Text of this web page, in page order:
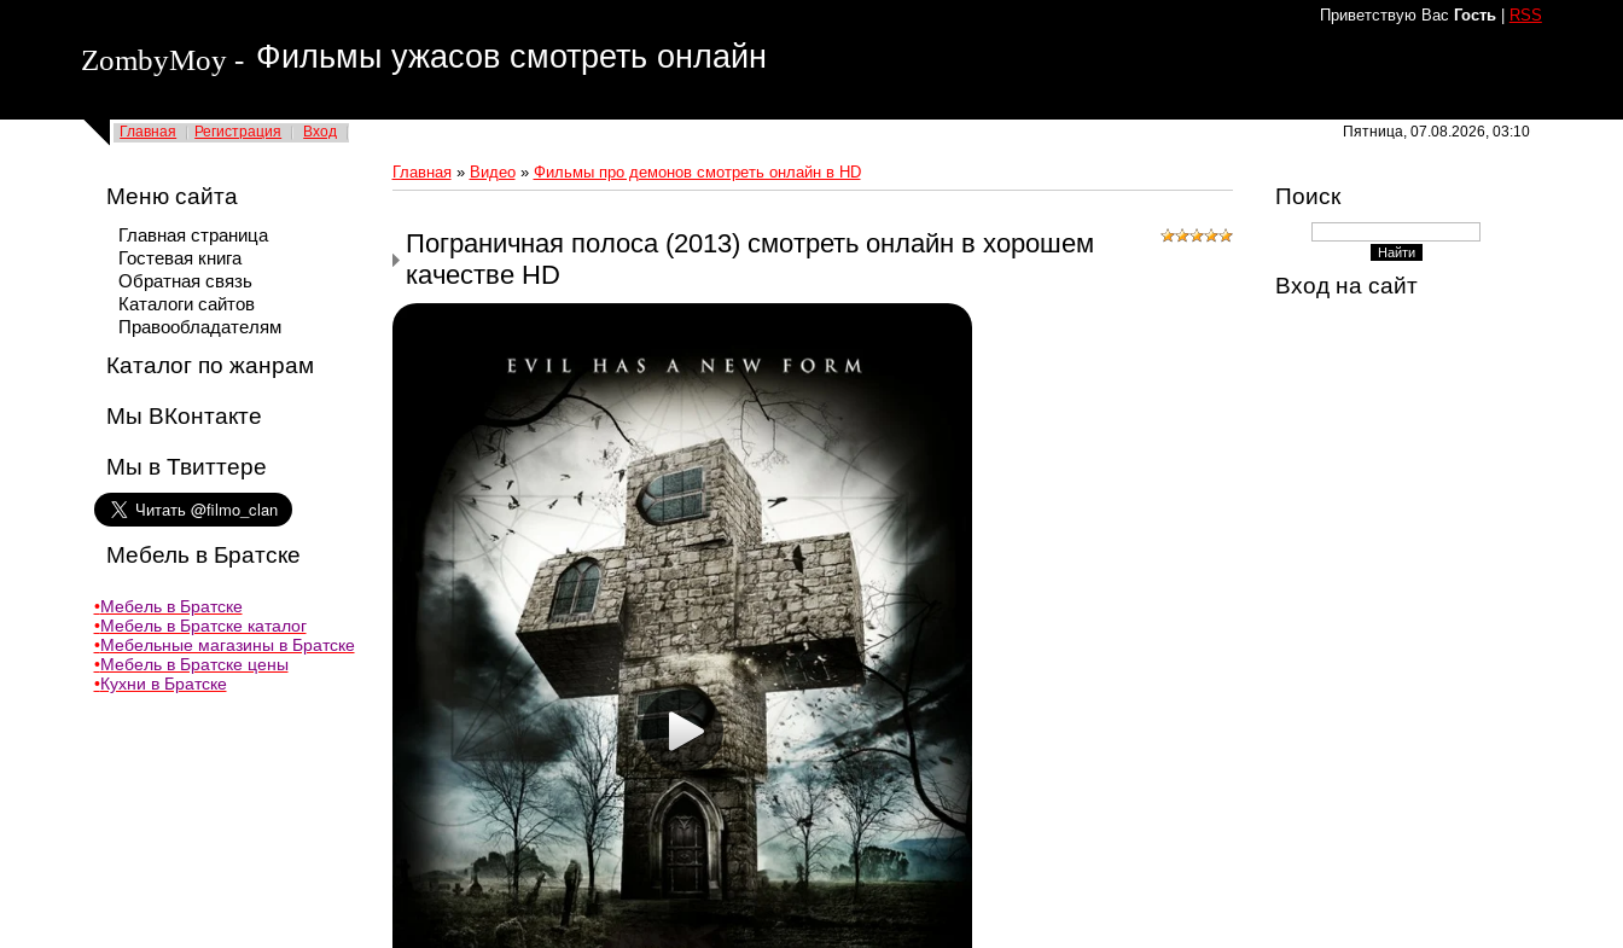
Приветствую Вас Гость| RSS
ZombyMoy - Фильмы ужасов смотреть онлайн
Главная Регистрация Вход Пятница, 07.08.2026, 03:10
Меню сайта
Главная страница
Гостевая книга
Обратная связь
Каталоги сайтов
Правообладателям
Каталог по жанрам
Мы ВКонтакте
Мы в Твиттере
Мебель в Братске
•Мебель в Братске
•Мебель в Братске каталог
•Мебельные магазины в Братске
•Мебель в Братске цены
•Кухни в Братске
Главная» Видео» Фильмы про демонов смотреть онлайн в HD
Пограничная полоса (2013) смотреть онлайн в хорошем
качестве HD
Поиск
Вход на сайт